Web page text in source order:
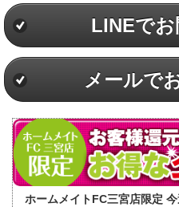
LINEで
メールで
ホームメイトFC三宮店限定